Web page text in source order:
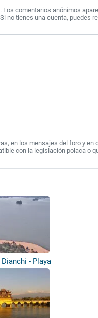
. Los comentarios anónimos
no tienes una cuenta, puedes
en los mensajes del foro y en
con la legislación polaca o
- Playa